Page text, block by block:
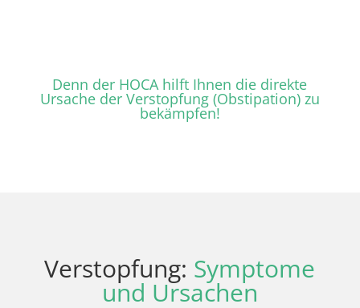
Denn der HOCA hilft Ihnen die direkte
Ursache der Verstopfung (Obstipation) zu
bekämpfen!
Verstopfung: Symptome
und Ursachen